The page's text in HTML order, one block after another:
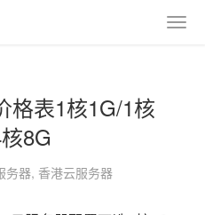
格表1核1G/1核
8G
务器, 香港云服务器